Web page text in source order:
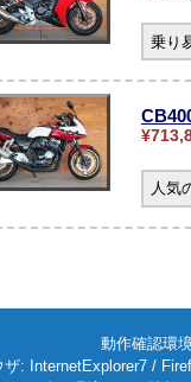
乗り
人気
動作確認環
ザ: InternetExplorer7 /